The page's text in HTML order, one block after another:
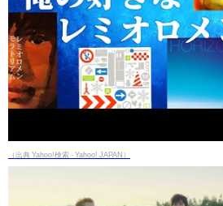
（出典 Yahoo!検索 - Yahoo! JAPAN）